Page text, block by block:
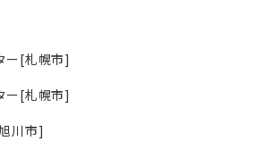
ー[札幌市]
ー[札幌市]
川市]